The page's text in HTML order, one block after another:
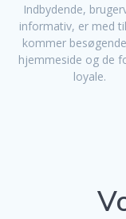
Indbydende,
informativ, er med
kommer
hjemmeside og de
loyale.